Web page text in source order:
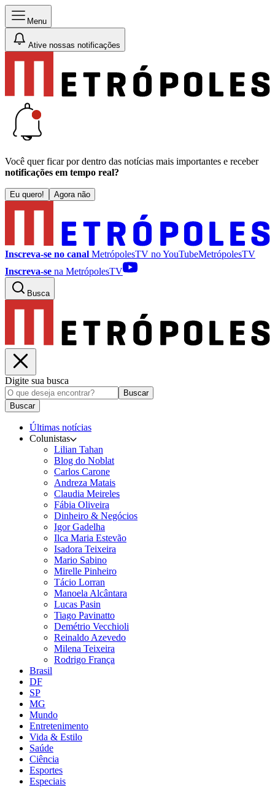
Menu
Ative nossas notificações
Você quer ficar por dentro das notícias mais importantes e receber
notificações em tempo real?
Eu quero! Agora não
Inscreva-se no canal MetrópolesTV noYouTubeMetrópolesTV
Inscreva-se na MetrópolesTV
Busca
Digite sua busca
Buscar
Buscar
Últimas notícias
Colunistas
Lilian Tahan
Blog do Noblat
Carlos Carone
Andreza Matais
Claudia Meireles
Fábia Oliveira
Dinheiro & Negócios
Igor Gadelha
Ilca Maria Estevão
Isadora Teixeira
Mario Sabino
Mirelle Pinheiro
Tácio Lorran
Manoela Alcântara
Lucas Pasin
Tiago Pavinatto
Demétrio Vecchioli
Reinaldo Azevedo
Milena Teixeira
Rodrigo França
Brasil
DF
SP
MG
Mundo
Entretenimento
Vida & Estilo
Saúde
Ciência
Esportes
Especiais